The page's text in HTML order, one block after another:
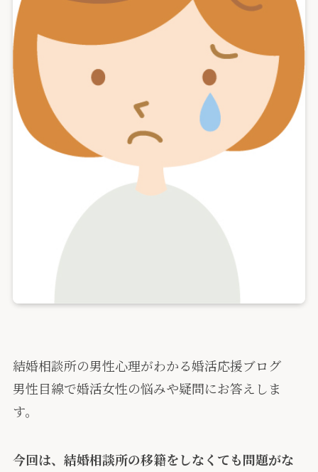
結婚相談所の男性心理がわかる婚活応援ブログ
男性目線で婚活女性の悩みや疑問にお答えしま
す。
今回は、結婚相談所の移籍をしなくても問題がな